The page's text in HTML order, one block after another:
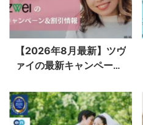
【2026年8月最新】ツヴ
ァイの最新キャンペーン
に始める方法を解説